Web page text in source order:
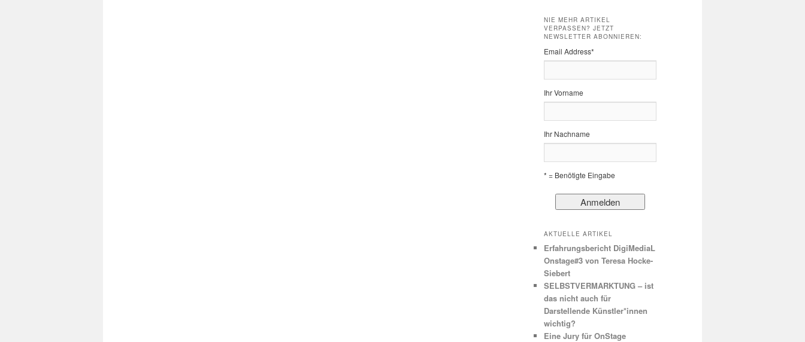
NIE MEHR ARTIKEL
VERPASSEN? JETZT
NEWSLETTER ABONNIEREN:
Email Address*
Ihr Vorname
Ihr Nachname
* = Benötigte Eingabe
AKTUELLE ARTIKEL
Erfahrungsbericht DigiMediaL
Onstage#3 von Teresa Hocke-
Siebert
SELBSTVERMARKTUNG – ist
das nicht auch für
Darstellende Künstler*innen
wichtig?
Eine Jury für OnStage